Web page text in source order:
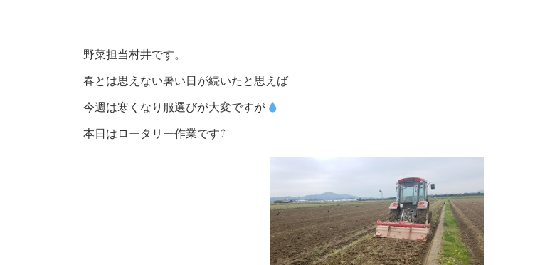
野菜担当村井です。
春とは思えない暑い日が続いたと思えば
今週は寒くなり服選びが大変ですが
本日はロータリー作業です⤴